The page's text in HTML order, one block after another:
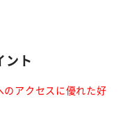
ント
アクセスに優れた好